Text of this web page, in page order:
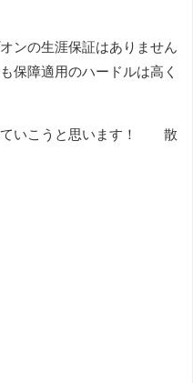
ンの生涯保証はありません
保障適用のハードルは高く
ていこうと思います！ 散